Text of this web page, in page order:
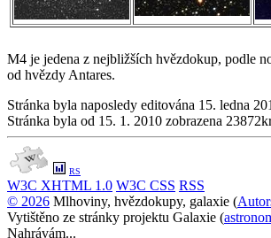
Cookie Consent plugin
M4 je jedena z nejbližších hvězdokup, podle
od hvězdy Antares.
Stránka byla naposledy editována 15. ledna
Stránka byla od 15. 1. 2010 zobrazena
RS
W3C XHTML 1.0 W3C CSS RSS
© 2026 Mlhoviny, hvězdokupy, galaxie (
Vytištěno ze stránky projektu Galaxie (
Nahrávám...